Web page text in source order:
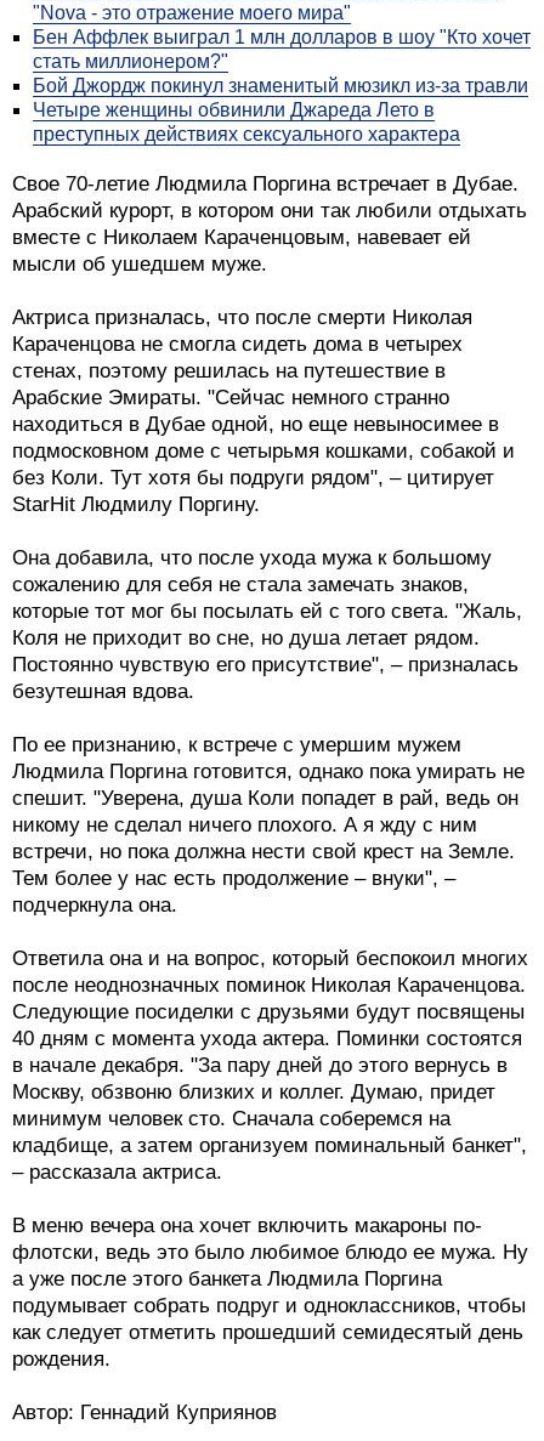
"Nova - это отражение моего мира"
Бен Аффлек выиграл 1 млн долларов в шоу "Кто хочет
стать миллионером?"
Бой Джордж покинул знаменитый мюзикл из-за травли
Четыре женщины обвинили Джареда Лето в
преступных действиях сексуального характера
Свое 70-летие Людмила Поргина встречает в Дубае.
Арабский курорт, в котором они так любили отдыхать
вместе с Николаем Караченцовым, навевает ей
мысли об ушедшем муже.
Актриса призналась, что после смерти Николая
Караченцова не смогла сидеть дома в четырех
стенах, поэтому решилась на путешествие в
Арабские Эмираты. "Сейчас немного странно
находиться в Дубае одной, но еще невыносимее в
подмосковном доме с четырьмя кошками, собакой и
без Коли. Тут хотя бы подруги рядом", – цитирует
StarHit Людмилу Поргину.
Она добавила, что после ухода мужа к большому
сожалению для себя не стала замечать знаков,
которые тот мог бы посылать ей с того света. "Жаль,
Коля не приходит во сне, но душа летает рядом.
Постоянно чувствую его присутствие", – призналась
безутешная вдова.
По ее признанию, к встрече с умершим мужем
Людмила Поргина готовится, однако пока умирать не
спешит. "Уверена, душа Коли попадет в рай, ведь он
никому не сделал ничего плохого. А я жду с ним
встречи, но пока должна нести свой крест на Земле.
Тем более у нас есть продолжение – внуки", –
подчеркнула она.
Ответила она и на вопрос, который беспокоил многих
после неоднозначных поминок Николая Караченцова.
Следующие посиделки с друзьями будут посвящены
40 дням с момента ухода актера. Поминки состоятся
в начале декабря. "За пару дней до этого вернусь в
Москву, обзвоню близких и коллег. Думаю, придет
минимум человек сто. Сначала соберемся на
кладбище, а затем организуем поминальный банкет",
– рассказала актриса.
В меню вечера она хочет включить макароны по-
флотски, ведь это было любимое блюдо ее мужа. Ну
а уже после этого банкета Людмила Поргина
подумывает собрать подруг и одноклассников, чтобы
как следует отметить прошедший семидесятый день
рождения.
Автор: Геннадий Куприянов